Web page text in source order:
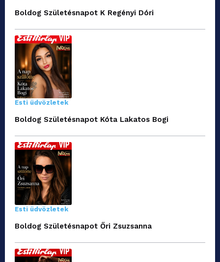
Boldog Születésnapot K Regényi Dóri
Esti üdvözletek
Boldog Születésnapot Kóta Lakatos Bogi
Esti üdvözletek
Boldog Születésnapot Őri Zsuzsanna